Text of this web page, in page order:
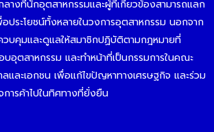
างที่นักอุตสาหกรรมและผู้ที่เกี่ยวข้องสามารถแลก
ประโยชน์ทั้งหลายในวงการอุตสาหกรรม นอกจาก
บคุมและดูแลให้สมาชิกปฏิบัติตามกฎหมายที่
บอุตสาหกรรม และทำหน้าที่เป็นกรรมการในคณะ
ลและเอกชน เพื่อแก้ไขปัญหาทางเศรษฐกิจ และร่วม
ารค้าไปในทิศทางที่ยั่งยืน